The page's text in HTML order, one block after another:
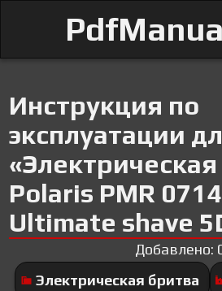
Инструкция по
эксплуатации
Polaris PMR
Ultimate shave
Добавлено:
Электрическая бритва